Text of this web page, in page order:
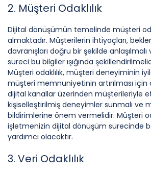
2. Müşteri Odaklılık
Dijital dönüşümün temelinde müşteri
almaktadır. Müşterilerin ihtiyaçları,
davranışları doğru bir şekilde
süreci bu bilgiler ışığında
Müşteri odaklılık, müşteri deneyiminin
müşteri memnuniyetinin artırılması
dijital kanallar üzerinden müşterileriyle
kişiselleştirilmiş deneyimler sunmalı ve
bildirimlerine önem vermelidir. Müşteri
işletmenizin dijital dönüşüm sürecinde
yardımcı olacaktır.
3. Veri Odaklılık